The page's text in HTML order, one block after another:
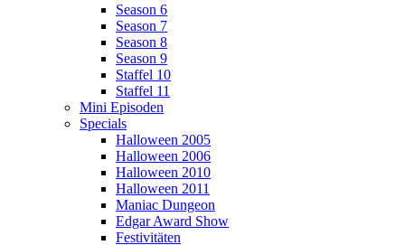
Season 6
Season 7
Season 8
Season 9
Staffel 10
Staffel 11
Mini Episoden
Specials
Halloween 2005
Halloween 2006
Halloween 2010
Halloween 2011
Maniac Dungeon
Edgar Award Show
Festivitäten